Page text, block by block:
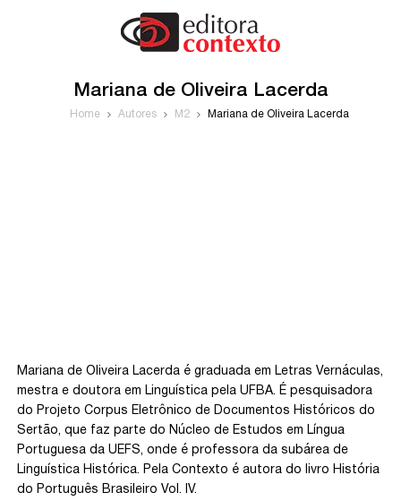
Mariana de Oliveira Lacerda
Home Autores M2 Mariana de Oliveira Lacerda
Mariana de Oliveira Lacerda é graduada em Letras Vernáculas,
mestra e doutora em Linguística pela UFBA. É pesquisadora
do Projeto Corpus Eletrônico de Documentos Históricos do
Sertão, que faz parte do Núcleo de Estudos em Língua
Portuguesa da UEFS, onde é professora da subárea de
Linguística Histórica. Pela Contexto é autora do livro História
do Português Brasileiro Vol. IV.